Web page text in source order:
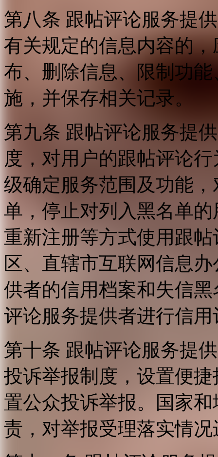
第八条 跟帖评论服务提
有关规定的信息内容的
布、删除信息、限制功
施，并保存相关记录。
第九条 跟帖评论服务提
度，对用户的跟帖评论
级确定服务范围及功能
单，停止对列入黑名单
重新注册等方式使用跟
区、直辖市互联网信息
供者的信用档案和失信
评论服务提供者进行信用
第十条 跟帖评论服务提
投诉举报制度，设置便
置公众投诉举报。国家
责，对举报受理落实情